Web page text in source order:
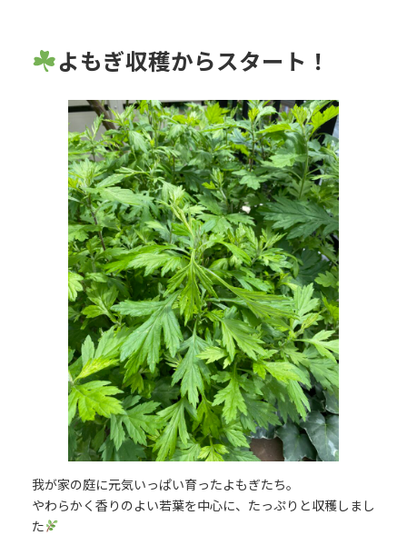
よもぎ収穫からスタート！
我が家の庭に元気いっぱい育ったよもぎたち。
やわらかく香りのよい若葉を中心に、たっぷりと収穫しまし
た